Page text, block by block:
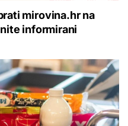
mirovina.hr na
informirani